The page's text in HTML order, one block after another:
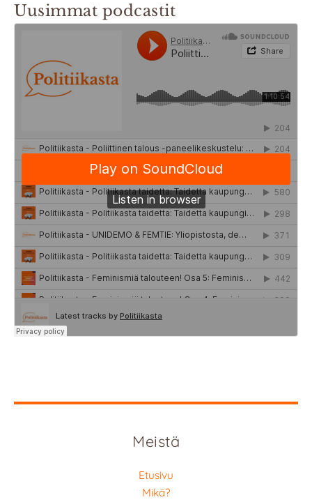
Uusimmat podcastit
Meistä
Etusivu
Mikä?